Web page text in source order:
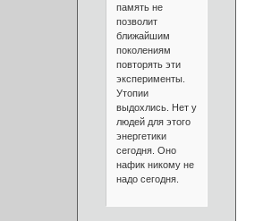
память не
позволит
ближайшим
поколениям
повторять эти
эксперименты.
Утопии
выдохлись. Нет у
людей для этого
энергетики
сегодня. Оно
нафик никому не
надо сегодня.